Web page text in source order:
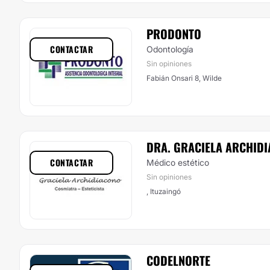
PRODONTO
Odontología
Sin opiniones
Fabián Onsari 8, Wilde
CONTACTAR
DRA. GRACIELA
Médico estético
Sin opiniones
, Ituzaingó
CONTACTAR
CODELNORTE